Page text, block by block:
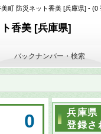
美町 防災ネット香美 [兵庫県] - (0
香美 [兵庫県]
0
バックナンバー・検索
兵庫県
登録さ